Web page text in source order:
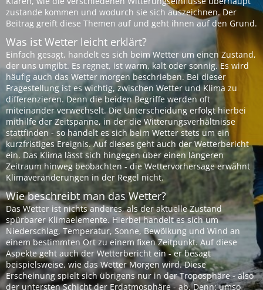
zustande kommen und wodurch sie sich auszeichnen. Der
Beitrag greift diese Themen auf und geht ihnen auf den Grund.
Was ist Wetter leicht erklärt?
Einfach gesagt, handelt es sich beim Wetter um einen Zustand,
der uns umgibt. Es regnet, ist warm, kalt oder sonnig. Es wird
häufig auch das Wetter morgen beschrieben. Bei dieser
Fragestellung ist es wichtig, zwischen Wetter und Klima zu
differenzieren. Denn die beiden Begriffe werden oft
miteinander verwechselt. Die Unterscheidung erfolgt hierbei
mithilfe der Zeitspanne, in der die Witterungsverhältnisse
stattfinden - so handelt es sich beim Wetter stets um ein
kurzfristiges Ereignis. Auf dieses geht auch der Wetterbericht
ein. Das Klima lässt sich hingegen über einen längeren
Zeitraum hinweg beobachten - die Wettervorhersage erwähnt
Klimaveränderungen in der Regel nicht.
Wie beschreibt man das Wetter?
Das Wetter ist nichts anderes, als der aktuelle Zustand
spürbarer Klimaelemente. Hierbei handelt es sich um
Niederschlag, Temperatur, Sonne, Bewölkung und Wind an
einem bestimmten Ort zu einem fixen Zeitpunkt. Auf diese
Aspekte geht auch der Wetterbericht ein - er besagt
beispielsweise, wie das Wetter Morgen wird. Diese
Erscheinung spielt sich übrigens nur in der Troposphäre - also
der untersten Schicht der Erdatmosphäre - ab. Denn: umso